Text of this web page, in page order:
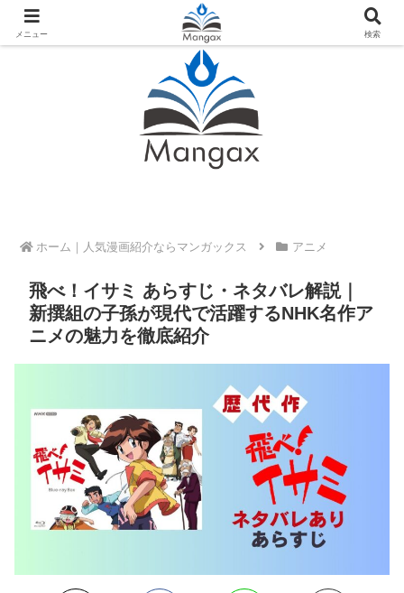
人気おすすめ漫画紹介ならMangax（マンガックス）
ホーム アニメ
飛べ！イサミ あらすじ・ネタバレ解説｜
新撰組の子孫が現代で活躍するNHK名作ア
ニメの魅力を徹底紹介
メニュー 検索